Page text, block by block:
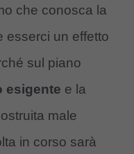
che conosca la
esserci un effetto
sul piano
esigente e la
male
in corso sarà